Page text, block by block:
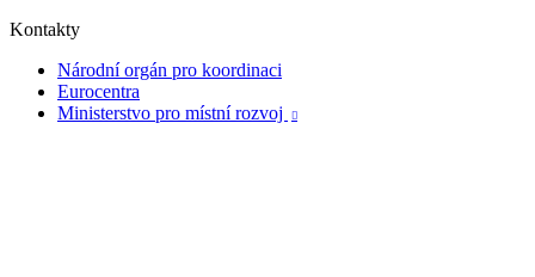
Kontakty
Národní orgán pro koordinaci
Eurocentra
Ministerstvo pro místní rozvoj
